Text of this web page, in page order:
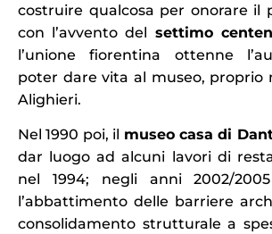
costruire qualcosa per onorare il
con l’avvento del settimo
l’unione fiorentina ottenne
poter dare vita al museo, proprio
Alighieri.
Nel 1990 poi, il museo casa di
dar luogo ad alcuni lavori di
nel 1994; negli anni 2002/
l’abbattimento delle barriere
consolidamento strutturale a